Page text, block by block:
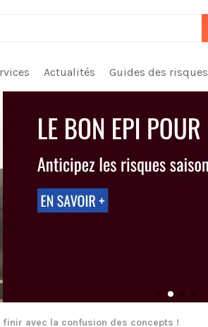
Actualités Guides des risques
finir avec la confusion des concepts !